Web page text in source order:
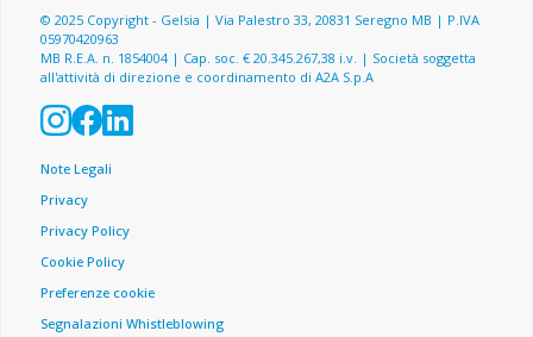
© 2025 Copyright - Gelsia | Via Palestro 33, 20831 Seregno MB | P.IVA
05970420963
MB R.E.A. n. 1854004 | Cap. soc. € 20.345.267,38 i.v. | Società soggetta
all'attività di direzione e coordinamento di A2A S.p.A
Menu footer
Note Legali
Privacy
Privacy Policy
Cookie Policy
Preferenze cookie
Segnalazioni Whistleblowing